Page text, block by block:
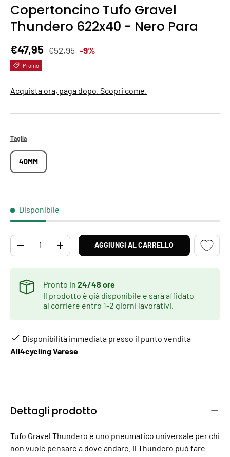
Copertoncino Tufo Gravel
Thundero 622x40 - Nero Para
Prezzo di vendita
€47,95 Prezzo normale
€52,95 -9%
Promo
Acquista ora, paga dopo. Scopri come.
Taglia
40MM
Disponibile
Q.tà
DIMINUIRE LA QUANTITÀAUMENTA LA QUANTITÀ
AGGIUNGI AL CARRELLO
Pronto in 24/48 ore
Il prodotto è già disponibile e sarà affidato
al corriere entro 1-2 giorni lavorativi.
Disponibilità immediata presso il punto vendita
All4cycling Varese
Dettagli prodotto
Tufo Gravel Thundero è uno pneumatico universale per chi
non vuole pensare a dove andare. Il Thundero può fare